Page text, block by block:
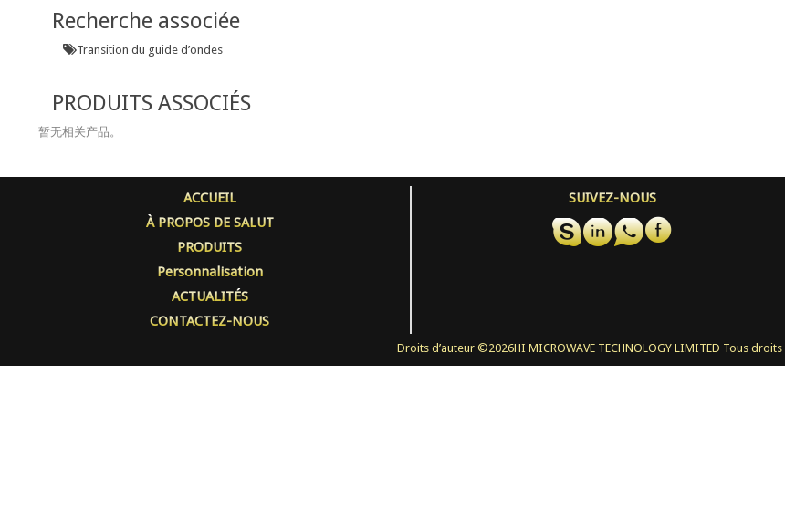
Recherche associée
Transition du guide d’ondes
PRODUITS ASSOCIÉS
暂无相关产品。
ACCUEIL
À PROPOS DE SALUT
PRODUITS
Personnalisation
ACTUALITÉS
CONTACTEZ-NOUS
SUIVEZ-NOUS
Droits d’auteur ©2026HI MICROWAVE TECHNOLOGY LIMITED Tous